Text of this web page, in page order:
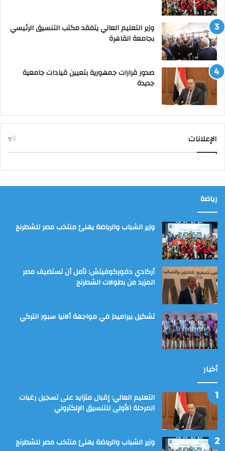
وزير التعليم العالي يتفقد مكتب التنسيق الرئيسي
بجامعة القاهرة
صدور قرارات جمهورية بتعيين قيادات جامعية
جديدة
الإعلانات
رياضة
وزير الشباب والرياضة يهنئ منتخب مصر للشطرنج
أركادي دفوركوفيتش: نأمل أن تستضيف مصر
المزيد من بطولات الشطرنج
تشكيل بيراميدز في مواجهة ألانيا سبور التركي
أخبار
التعليم العالي: إقبال متزايد على تسجيل رغبات
المرحلة الأولى للتنسيق الإلكتروني
وزير الشباب والرياضة يهنئ منتخب مصر للشطرنج